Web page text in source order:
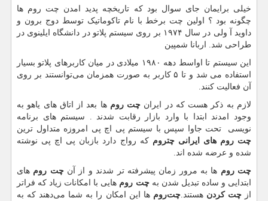
خیلی برایمان جای سوال بود که تاریخچه پدید امدن چت روم ها
چگونه بود ؟ اولین چت برخط با نام تاکوماتیک توسط دوج برون و
داوید آ ولی در سال ۱۹۷۴ بر روی سیستم پلاتو در دانشگاه ایلینوی در
طراحی شد.
اربانا شمپین
این سیستم تا اواسط دهه ۱۹۸۰ میلادی در میان کاربرهای پلاتو بسیار
استفاده می شد و تا ۵ کاربر به صورت همزمان می‌توانستند بر روی
آن فعالیت کنند.
لازم به ذکر هست که در ایران چت رومها بعد از اتاق های یاهو به
وجود امدند ابتدا با وارد بازار رقابت شدند . سیستم های برنامه
نویسی تحت جاوا سپس با سیستم پی اچ پی امروزه متداول ترین
چت روم های ایرانی چترومکه رواج دارد بازبان پی اچ پی نوشته
شده و عرضه شده اند.
چت روم‌ ها به مرور زمان پیشرفته تر شدند و از آنچت روم‌ های
ابتدایی و ساده تبدیل شدن بهچت روم‌ هایی با امکانات زیاد که فراتر
ازچت کردن هستند.چت‌روم‌ ها این امکان را به شما می‌دهند که به